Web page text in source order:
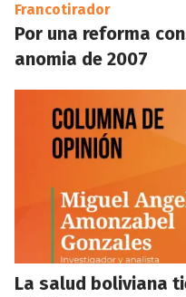
Francotirador
Por una reforma
anomia de 2007
La salud boliviana